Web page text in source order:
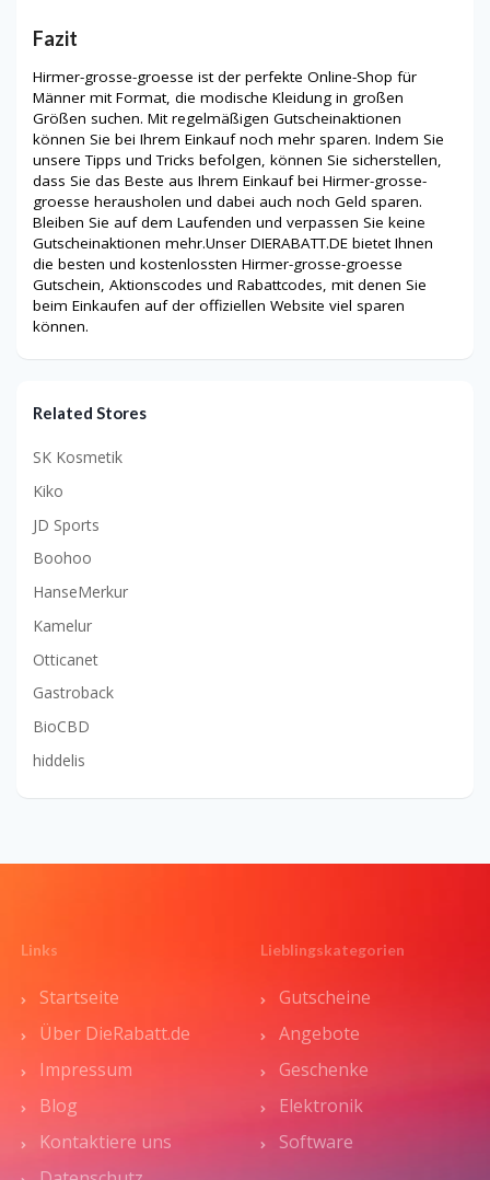
Fazit
Hirmer-grosse-groesse ist der perfekte Online-Shop für
Männer mit Format, die modische Kleidung in großen
Größen suchen. Mit regelmäßigen Gutscheinaktionen
können Sie bei Ihrem Einkauf noch mehr sparen. Indem Sie
unsere Tipps und Tricks befolgen, können Sie sicherstellen,
dass Sie das Beste aus Ihrem Einkauf bei Hirmer-grosse-
groesse herausholen und dabei auch noch Geld sparen.
Bleiben Sie auf dem Laufenden und verpassen Sie keine
Gutscheinaktionen mehr.Unser DIERABATT.DE bietet Ihnen
die besten und kostenlossten Hirmer-grosse-groesse
Gutschein, Aktionscodes und Rabattcodes, mit denen Sie
beim Einkaufen auf der offiziellen Website viel sparen
können.
Related Stores
SK Kosmetik
Kiko
JD Sports
Boohoo
HanseMerkur
Kamelur
Otticanet
Gastroback
BioCBD
hiddelis
Links
Startseite
Über DieRabatt.de
Impressum
Blog
Kontaktiere uns
Lieblingskategorien
Gutscheine
Angebote
Geschenke
Elektronik
Software